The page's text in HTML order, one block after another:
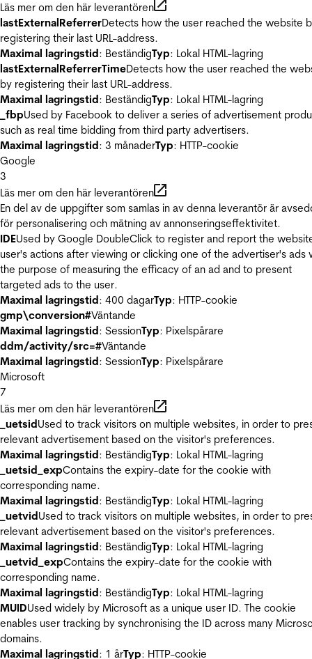
Läs mer om den här leverantören
lastExternalReferrerDetects how the user reached the website
registering their last URL-address.
Maximal lagringstid: BeständigTyp: Lokal HTML-lagring
lastExternalReferrerTimeDetects how the user reached the
by registering their last URL-address.
Maximal lagringstid: BeständigTyp: Lokal HTML-lagring
_fbpUsed by Facebook to deliver a series of advertisement
such as real time bidding from third party advertisers.
Maximal lagringstid: 3 månaderTyp: HTTP-cookie
Google
3
Läs mer om den här leverantören
En del av de uppgifter som samlas in av denna leverantör är
för personalisering och mätning av annonseringseffektivitet.
IDEUsed by Google DoubleClick to register and report the
user's actions after viewing or clicking one of the advertiser's ads
the purpose of measuring the efficacy of an ad and to present
targeted ads to the user.
Maximal lagringstid: 400 dagarTyp: HTTP-cookie
gmp\conversion#Väntande
Maximal lagringstid: SessionTyp: Pixelspårare
ddm/activity/src=#Väntande
Maximal lagringstid: SessionTyp: Pixelspårare
Microsoft
7
Läs mer om den här leverantören
_uetsidUsed to track visitors on multiple websites, in order to
relevant advertisement based on the visitor's preferences.
Maximal lagringstid: BeständigTyp: Lokal HTML-lagring
_uetsid_expContains the expiry-date for the cookie with
corresponding name.
Maximal lagringstid: BeständigTyp: Lokal HTML-lagring
_uetvidUsed to track visitors on multiple websites, in order to
relevant advertisement based on the visitor's preferences.
Maximal lagringstid: BeständigTyp: Lokal HTML-lagring
_uetvid_expContains the expiry-date for the cookie with
corresponding name.
Maximal lagringstid: BeständigTyp: Lokal HTML-lagring
MUIDUsed widely by Microsoft as a unique user ID. The cookie
enables user tracking by synchronising the ID across many
domains.
Maximal lagringstid: 1 årTyp: HTTP-cookie